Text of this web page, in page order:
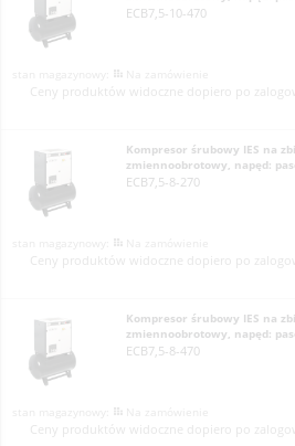
ECB7,5-10-470
Ceny produktów widoczne dopiero po
Kompresor śrubowy IES na
zmiennoobrotowy, napęd:
ECB7,5-8-270
Ceny produktów widoczne dopiero po
Kompresor śrubowy IES na
zmiennoobrotowy, napęd:
ECB7,5-8-470
Ceny produktów widoczne dopiero po